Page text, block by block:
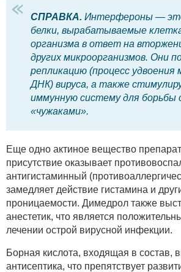
СПРАВКА. Интерфероны —
белки, вырабатываемые
организма в ответ на
других микроорганизмов. Они
репликацию (процесс удвоения
ДНК) вируса, а также
иммунную систему для борьбы
«чужаками».
Еще одно актиное вещество
присутствие оказывает
антигистаминный
замедляет действие гистамина и
проницаемости. Димедрол также
анестетик, что является
лечении острой вирусной инфекции.
Борная кислота, входящая в состав,
антисептика, что препятствует